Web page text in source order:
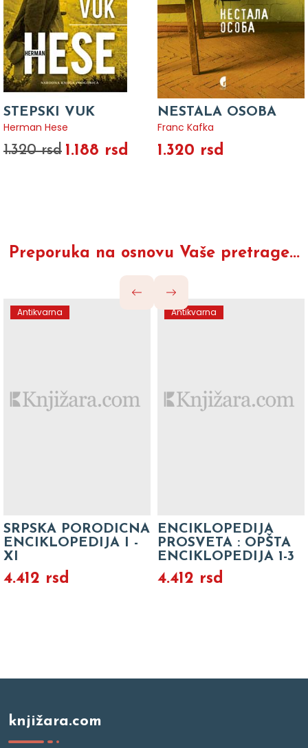
STEPSKI VUK
Herman Hese
1.320 rsd 1.188 rsd
NESTALA OSOBA
Franc Kafka
1.320 rsd
Preporuka na osnovu Vaše pretrage...
Antikvarna
SRPSKA PORODICNA
ENCIKLOPEDIJA I -
XI
4.412 rsd
Antikvarna
ENCIKLOPEDIJA
PROSVETA : OPŠTA
ENCIKLOPEDIJA 1-3
4.412 rsd
knjižara.com